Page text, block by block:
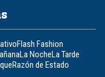
Flash Fashion
La NocheLa Tarde
Razón de Estado